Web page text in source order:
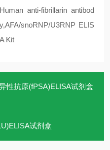
Human anti-fibrillarin antibod
y,AFA/snoRNP/U3RNP ELIS
A Kit
性抗原(fPSA)ELISA试剂盒
试剂盒